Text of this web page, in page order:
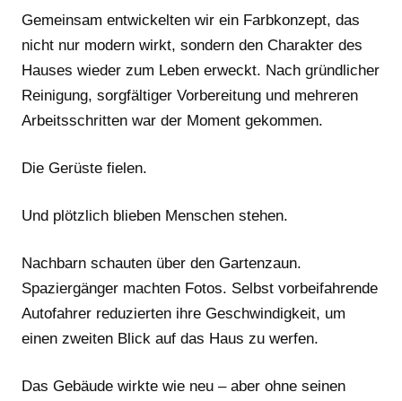
Gemeinsam entwickelten wir ein Farbkonzept, das
nicht nur modern wirkt, sondern den Charakter des
Hauses wieder zum Leben erweckt. Nach gründlicher
Reinigung, sorgfältiger Vorbereitung und mehreren
Arbeitsschritten war der Moment gekommen.
Die Gerüste fielen.
Und plötzlich blieben Menschen stehen.
Nachbarn schauten über den Gartenzaun.
Spaziergänger machten Fotos. Selbst vorbeifahrende
Autofahrer reduzierten ihre Geschwindigkeit, um
einen zweiten Blick auf das Haus zu werfen.
Das Gebäude wirkte wie neu – aber ohne seinen